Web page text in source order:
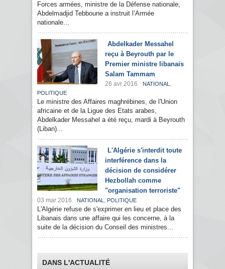
Forces armées, ministre de la Défense nationale,
Abdelmadjid Tebboune a instruit l’Armée
nationale...
Abdelkader Messahel
reçu à Beyrouth par le
Premier ministre libanais
Salam Tammam
26 avr 2016 NATIONAL ,
POLITIQUE
Le ministre des Affaires maghrébines, de l'Union
africaine et de la Ligue des Etats arabes,
Abdelkader Messahel a été reçu, mardi à Beyrouth
(Liban)...
L'Algérie s'interdit toute
interférence dans la
décision de considérer
Hezbollah comme
"organisation terroriste"
03 mar 2016 NATIONAL , POLITIQUE
L'Algérie refuse de s'exprimer en lieu et place des
Libanais dans une affaire qui les concerne, à la
suite de la décision du Conseil des ministres...
DANS L'ACTUALITÉ